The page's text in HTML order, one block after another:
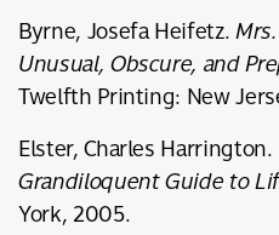
Byrne, Josefa Heifetz.
Unusual, Obscure, and
Twelfth Printing: New
Elster, Charles Harrington.
Grandiloquent Guide to
York, 2005.